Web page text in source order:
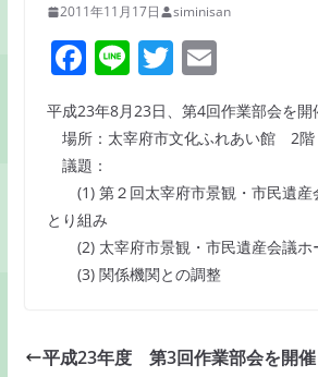
2011年11月17日 siminisan
F
a
c
e
b
o
o
Li
n
e
T
w
itt
er
E
m
ai
l
平成23年8月23日、第4回作業部会を開
場所：太宰府市文化ふれあい館 2
議題：
(1) 第２回太宰府市景観・市民遺産
とり組み
(2) 太宰府市景観・市民遺産会議ホ
(3) 関係機関との調整
平成23年度 第3回作業部会を開催